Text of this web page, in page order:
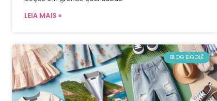
LEIA MAIS »
BLOG BIGOLÊ